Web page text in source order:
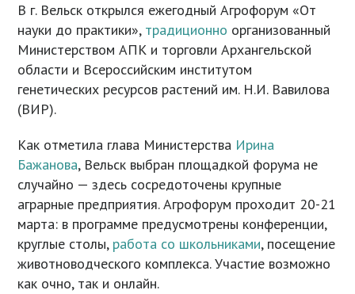
В г. Вельск открылся ежегодный Агрофорум «От
науки до практики», традиционно организованный
Министерством АПК и торговли Архангельской
области и Всероссийским институтом
генетических ресурсов растений им. Н.И. Вавилова
(ВИР).
Как отметила глава Министерства Ирина
Бажанова, Вельск выбран площадкой форума не
случайно — здесь сосредоточены крупные
аграрные предприятия. Агрофорум проходит 20-21
марта: в программе предусмотрены конференции,
круглые столы, работа со школьниками, посещение
животноводческого комплекса. Участие возможно
как очно, так и онлайн.